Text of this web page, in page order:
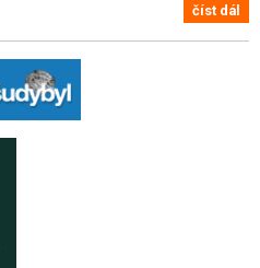
číst dál